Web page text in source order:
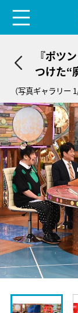
『ポツ
つけた“
（写真ギャラリー 1/